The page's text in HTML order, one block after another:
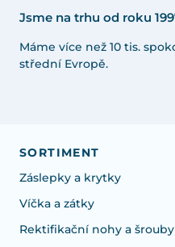
Jsme na trhu od roku
Máme více než 10 tis.
střední Evropě.
SORTIMENT
Záslepky a krytky
Víčka a zátky
Rektifikační nohy a šrouby